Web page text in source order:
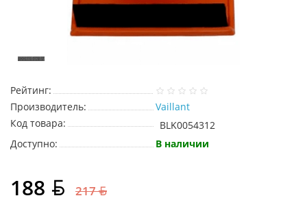
Рейтинг:
Производитель:
Vaillant
Код товара:
BLK0054312
Доступно:
В наличии
188 217